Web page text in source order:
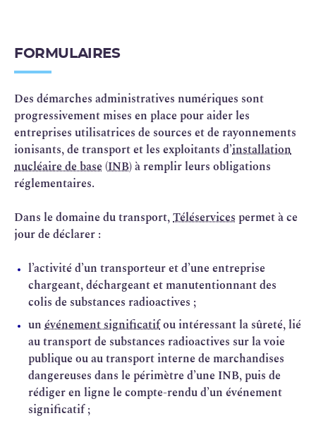
FORMULAIRES
Des démarches administratives numériques sont
progressivement mises en place pour aider les
entreprises utilisatrices de sources et de rayonnements
ionisants, de transport et les exploitants d’installation
nucléaire de base (INB) à remplir leurs obligations
réglementaires.
Dans le domaine du transport,Téléservices permet à ce
jour de déclarer :
l’activité d’un transporteur et d’une entreprise
chargeant, déchargeant et manutentionnant des
colis de substances radioactives ;
un événement significatifou intéressant la sûreté, lié
au transport de substances radioactives sur la voie
publique ou au transport interne de marchandises
dangereuses dans le périmètre d’une INB, puis de
rédiger en ligne le compte-rendu d’un événement
significatif ;